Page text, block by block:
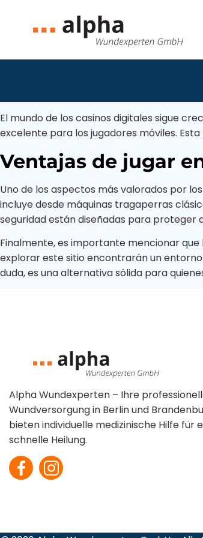
Leistungen
Wundmanagement
Wundheilung
Wundversorgung
Persönliche Wundvisite
El mundo de los casinos digitales sigue
excelente para los jugadores móviles.
Ventajas de jugar
Uno de los aspectos más valorados por
incluye desde máquinas tragaperras
seguridad están diseñadas para proteger
Finalmente, es importante mencionar
explorar este sitio encontrarán un
duda, es una alternativa sólida para
Alpha Wundexperten – Ihre
Wundversorgung in Berlin und
bieten individuelle medizinische Hilfe für
schnelle Heilung.
Wundmanagement
Wundheilung
Persönliche
Epidermolysis
bullosa
Druckgeschwür
(Dekubitus)
Diabetischer Fuß
Chirurgische
Startseite
Impressum
Datenschutz­
erklärung